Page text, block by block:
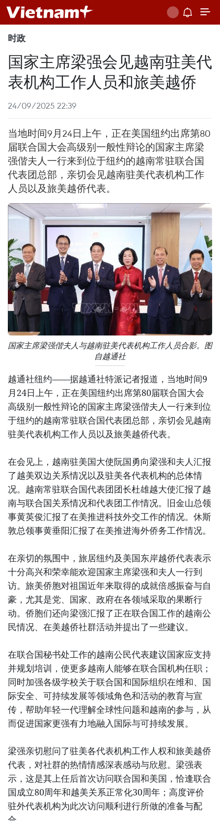
时政
国家主席梁强会见越南驻美代
表机构工作人员和旅美越侨
24/09/2025 22:39
当地时间9月24日上午，正在美国纽约出席第80
届联合国大会高级别一般性辩论的国家主席梁
强偕夫人一行来到位于纽约的越南常驻联合国
代表团总部，亲切会见越南驻美代表机构工作
人员以及旅美越侨代表。
国家主席梁强偕夫人与越南驻美代表机构工作人员合影。图
自越通社
越通社纽约——据越通社特派记者报道，当地时间9
月24日上午，正在美国纽约出席第80届联合国大会
高级别一般性辩论的国家主席梁强偕夫人一行来到位
于纽约的越南常驻联合国代表团总部，亲切会见越南
驻美代表机构工作人员以及旅美越侨代表。
在会见上，越南驻美国大使阮国勇向梁强和夫人汇报
了越美双边关系情况以及驻美各代表机构的总体情
况。越南常驻联合国代表团团长杜雄越大使汇报了越
南与联合国关系情况和代表团工作情况。旧金山总领
事黄英俊汇报了在美推进科技外交工作的情况。休斯
敦总领事黄垂阳汇报了在美推进海外侨务工作情况。
在亲切的氛围中，旅居纽约及美国东岸越侨代表表示
十分高兴和荣幸能欢迎国家主席梁强和夫人一行到
访。旅美侨胞对祖国近年来取得的成就倍感振奋与自
豪，尤其是党、国家、政府在各领域采取的果断行
动。侨胞们还向梁强汇报了正在联合国工作的越南公
民情况、在美越侨社群活动并提出了一些建议。
在联合国秘书处工作的越南公民代表建议国家应支持
并规划培训，使更多越南人能够在联合国机构任职；
同时加强各级学校关于联合国和国际组织在维和、国
际安全、可持续发展等领域角色和活动的教育与宣
传，帮助年轻一代理解全球性问题和越南的参与，从
而促进国家更强有力地融入国际与可持续发展。
梁强亲切慰问了驻美各代表机构工作人权和旅美越侨
代表，对社群的热情情感深表感动与欣慰。梁强表
示，这是其上任后首次访问联合国和美国，恰逢联合
国成立80周年和越美关系正常化30周年；高度评价
驻外代表机构为此次访问顺利进行所做的准备与配